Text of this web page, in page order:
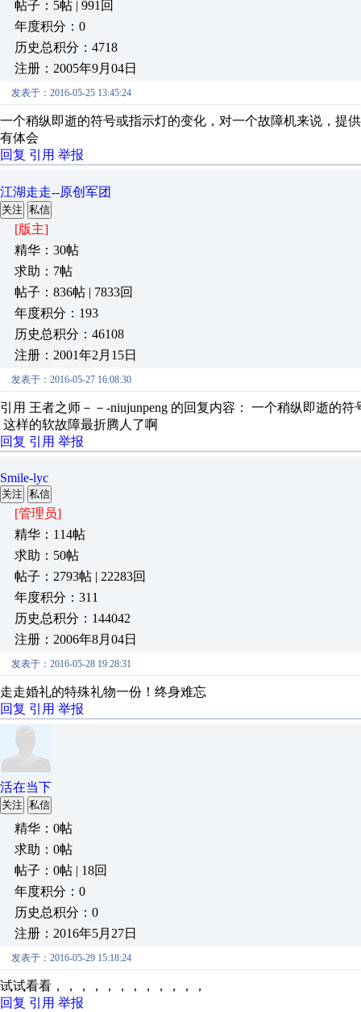
帖子：5帖 | 991回
年度积分：0
历史总积分：4718
注册：2005年9月04日
发表于：2016-05-25 13:45:24
一个稍纵即逝的符号或指示灯的变化，对一个故障机来说，提
有体会
回复 引用 举报
江湖走走--原创军团
关注 私信
[版主]
精华：30帖
求助：7帖
帖子：836帖 | 7833回
年度积分：193
历史总积分：46108
注册：2001年2月15日
发表于：2016-05-27 16:08:30
引用 王者之师－－-niujunpeng 的回复内容： 一个稍纵即逝的
这样的软故障最折腾人了啊
回复 引用 举报
Smile-lyc
关注 私信
[管理员]
精华：114帖
求助：50帖
帖子：2793帖 | 22283回
年度积分：311
历史总积分：144042
注册：2006年8月04日
发表于：2016-05-28 19:28:31
走走婚礼的特殊礼物一份！终身难忘
回复 引用 举报
活在当下
关注 私信
精华：0帖
求助：0帖
帖子：0帖 | 18回
年度积分：0
历史总积分：0
注册：2016年5月27日
发表于：2016-05-29 15:18:24
试试看看，，，，，，，，，，，，
回复 引用 举报